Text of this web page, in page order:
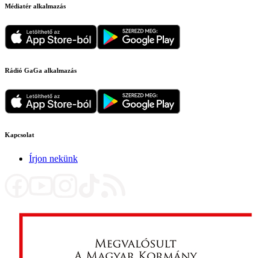
Médiatér alkalmazás
Rádió GaGa alkalmazás
Kapcsolat
Írjon nekünk